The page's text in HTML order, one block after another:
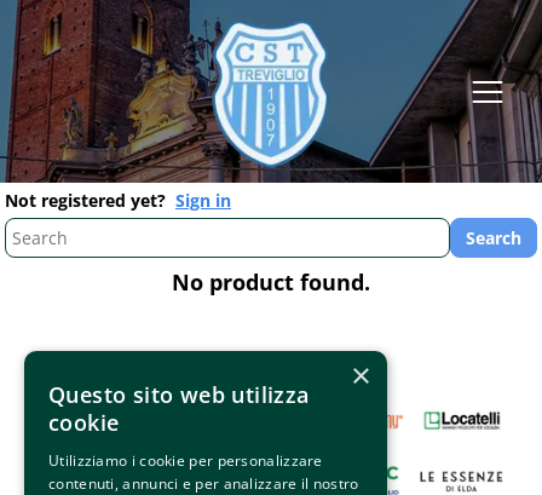
Not registered yet? Sign in
No product found.
×
Questo sito web utilizza
cookie
Utilizziamo i cookie per personalizzare
contenuti, annunci e per analizzare il nostro